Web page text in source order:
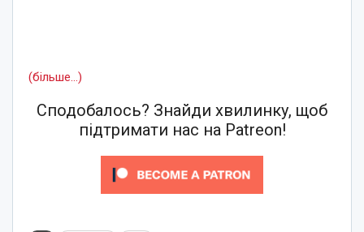
(більше…)
Сподобалось? Знайди хвилинку, щоб
підтримати нас на Patreon!